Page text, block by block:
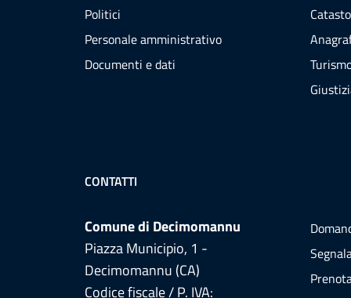
Politici
Personale amministrativo
Documenti e dati
CONTATTI
Comune di Decimomannu
Piazza Municipio, 1 -
Decimomannu (CA)
Codice fiscale / P. IVA: